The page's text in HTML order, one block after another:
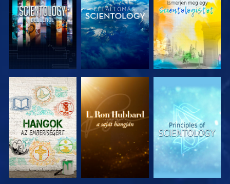
A SOROZAT
RÉSZEI
A SOROZAT
RÉSZEI
A SOROZAT
RÉSZEI